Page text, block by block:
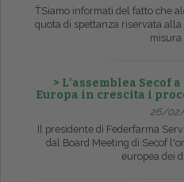
ŤSiamo informati del fatto che
quota di spettanza riservata
misura
> L’assemblea Secof
Europa in crescita i
26/
Il presidente di Federfarma
dal Board Meeting di Secof
europea dei